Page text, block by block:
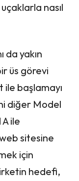
nasıl
da yakın
üs görevi
başlamayı
diğer Model
ile
sitesine
için
hedefi,